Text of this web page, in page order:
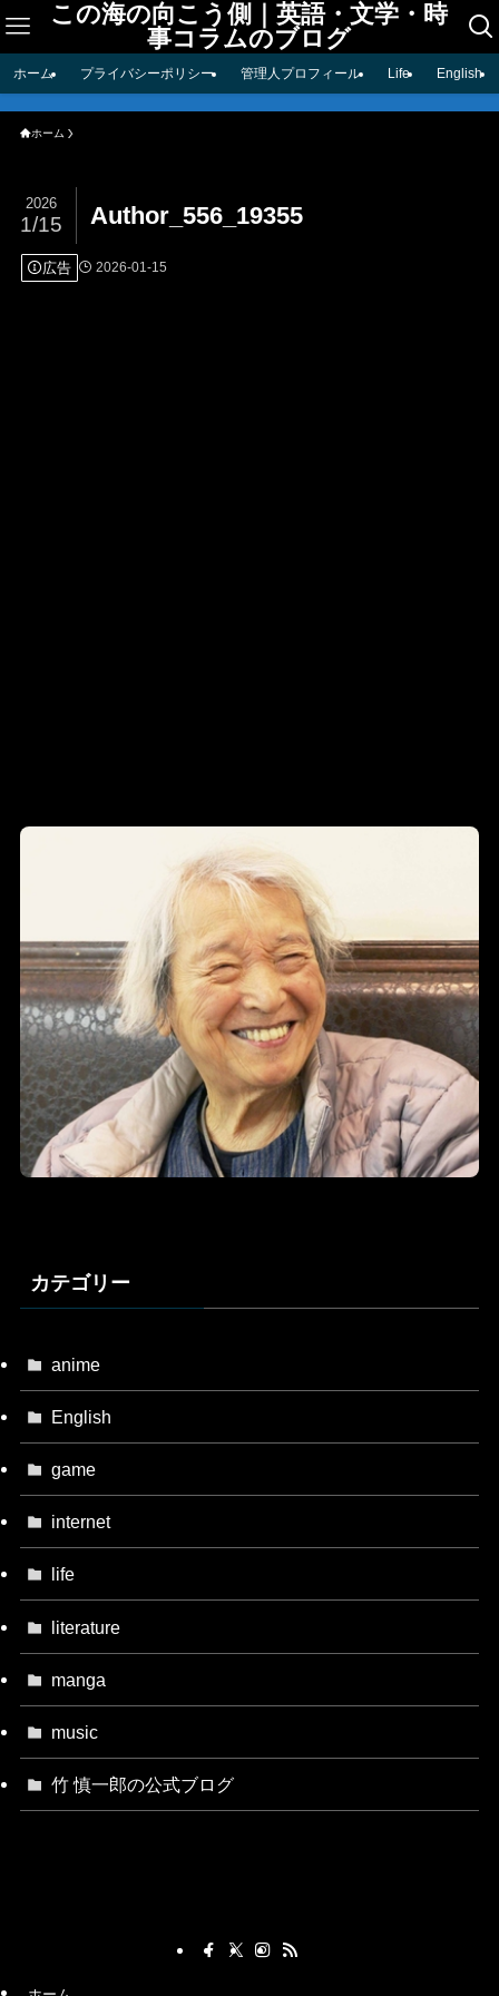
この海の向こう側｜英語・文学・時
事コラムのブログ
ホーム プライバシーポリシー 管理人プロフィール Life English
ホーム
Author_556_19355
2026
1/15
広告 2026-01-15
カテゴリー
anime
English
game
internet
life
literature
manga
music
竹 慎一郎の公式ブログ